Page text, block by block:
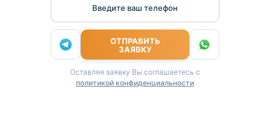
Введите ваш телефон
ОТПРАВИТЬ
ЗАЯВКУ
Оставляя заявку Вы соглашаетесь с
политикой конфиденциальности